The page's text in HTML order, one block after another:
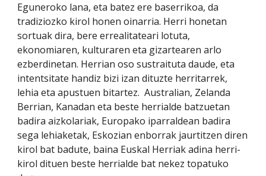
Eguneroko lana, eta batez ere baserrikoa, da
tradiziozko kirol honen oinarria. Herri honetan
sortuak dira, bere errealitateari lotuta,
ekonomiaren, kulturaren eta gizartearen arlo
ezberdinetan. Herrian oso sustraituta daude, eta
intentsitate handiz bizi izan dituzte herritarrek,
lehia eta apustuen bitartez.  Australian, Zelanda
Berrian, Kanadan eta beste herrialde batzuetan
badira aizkolariak, Europako iparraldean badira
sega lehiaketak, Eskozian enborrak jaurtitzen diren
kirol bat badute, baina Euskal Herriak adina herri-
kirol dituen beste herrialde bat nekez topatuko